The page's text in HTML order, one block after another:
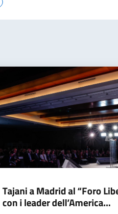
Tajani a Madrid al “Foro
con i leader dell’America...